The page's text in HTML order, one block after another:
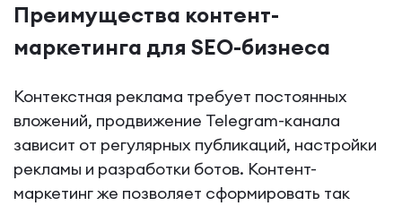
Преимущества контент-
маркетинга для SEO-бизнеса
Контекстная реклама требует постоянных
вложений, продвижение Telegram-канала
зависит от регулярных публикаций, настройки
рекламы и разработки ботов. Контент-
маркетинг же позволяет сформировать так